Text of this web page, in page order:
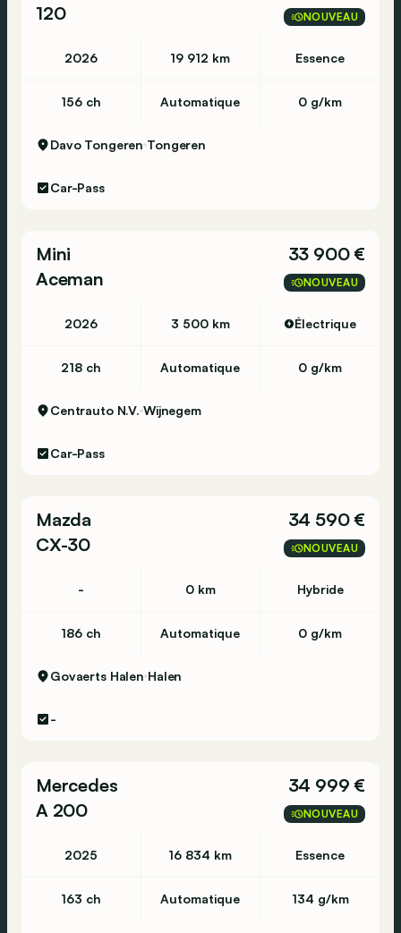
120
NOUVEAU
2026 19 912 km Essence
156 ch Automatique 0 g/km
Davo Tongeren Tongeren
Car-Pass
Mini
Aceman
33 900 €
NOUVEAU
2026 3 500 km Électrique
218 ch Automatique 0 g/km
Centrauto N.V. Wijnegem
Car-Pass
Mazda
CX-30
34 590 €
NOUVEAU
- 0 km Hybride
186 ch Automatique 0 g/km
Govaerts Halen Halen
-
Mercedes
A 200
34 999 €
NOUVEAU
2025 16 834 km Essence
163 ch Automatique 134 g/km